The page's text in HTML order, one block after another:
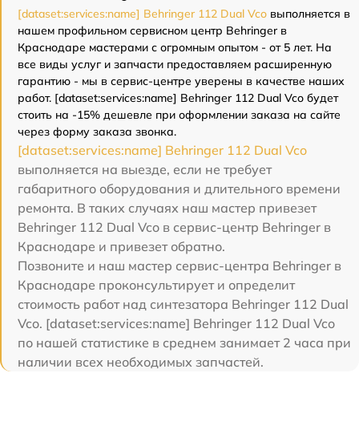
[dataset:services:name] Behringer 112 Dual Vco выполняется в
нашем профильном сервисном центр Behringer в
Краснодаре мастерами с огромным опытом - от 5 лет. На
все виды услуг и запчасти предоставляем расширенную
гарантию - мы в сервис-центре уверены в качестве наших
работ. [dataset:services:name] Behringer 112 Dual Vco будет
стоить на -15% дешевле при оформлении заказа на сайте
через форму заказа звонка.
[dataset:services:name] Behringer 112 Dual Vco
выполняется на выезде, если не требует
габаритного оборудования и длительного времени
ремонта. В таких случаях наш мастер привезет
Behringer 112 Dual Vco в сервис-центр Behringer в
Краснодаре и привезет обратно.
Позвоните и наш мастер сервис-центра Behringer в
Краснодаре проконсультирует и определит
стоимость работ над синтезатора Behringer 112 Dual
Vco. [dataset:services:name] Behringer 112 Dual Vco
по нашей статистике в среднем занимает 2 часа при
наличии всех необходимых запчастей.